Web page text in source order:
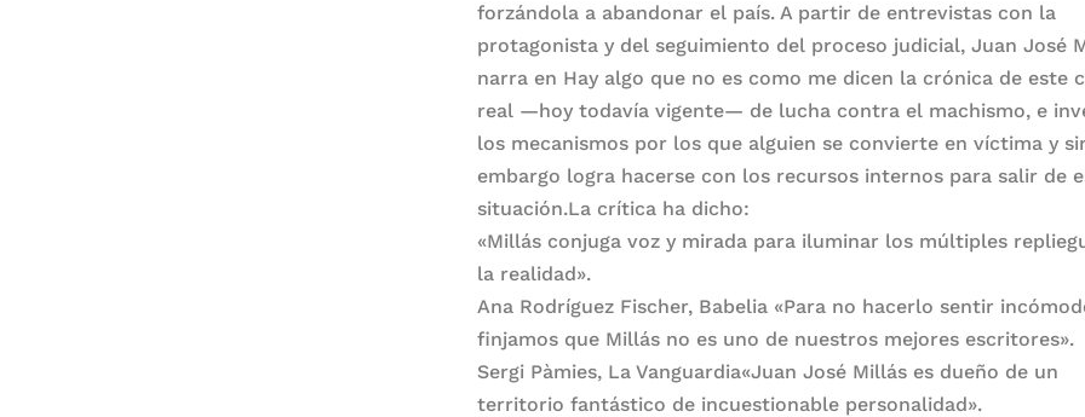
forzándola a abandonar el país. A partir de entrevistas con la
protagonista y del seguimiento del proceso judicial, Juan José
narra en Hay algo que no es como me dicen la crónica de este
real —hoy todavía vigente— de lucha contra el machismo, e
los mecanismos por los que alguien se convierte en víctima y
embargo logra hacerse con los recursos internos para salir de
situación.La crítica ha dicho:
«Millás conjuga voz y mirada para iluminar los múltiples
la realidad».
Ana Rodríguez Fischer, Babelia «Para no hacerlo sentir
finjamos que Millás no es uno de nuestros mejores escritores».
Sergi Pàmies, La Vanguardia«Juan José Millás es dueño de un
territorio fantástico de incuestionable personalidad».